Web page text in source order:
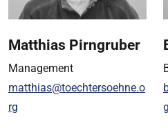
Matthias Pirngruber
Management
matthias@toechtersoehne.o
rg
g